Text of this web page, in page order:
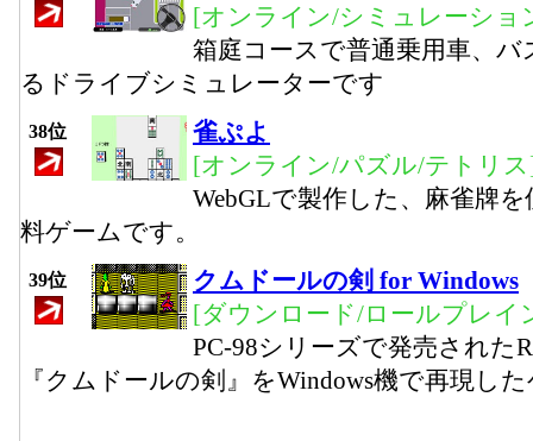
[オンライン/シミュレーショ
箱庭コースで普通乗用車、
るドライブシミュレーターです
38位
雀ぷよ
[オンライン/パズル/テトリ
WebGLで製作した、麻雀牌
料ゲームです。
39位
クムドールの剣 for Windows
[ダウンロード/ロールプレイ
PC-98シリーズで発売された
『クムドールの剣』をWindows機で再現し